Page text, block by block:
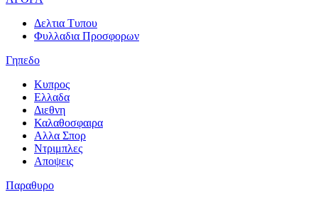
Δελτια Τυπου
Φυλλαδια Προσφορων
Γηπεδο
Κυπρος
Ελλαδα
Διεθνη
Καλαθοσφαιρα
Αλλα Σπορ
Ντριμπλες
Αποψεις
Παραθυρο